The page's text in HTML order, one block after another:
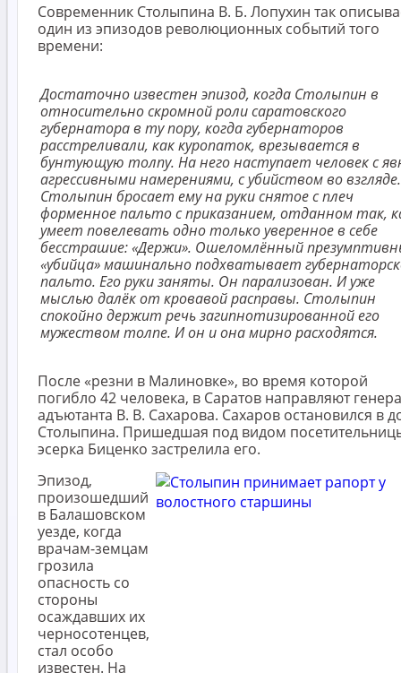
Современник Столыпина В. Б. Лопухин так
один из эпизодов революционных событий того
времени:
Достаточно известен эпизод, когда Столыпин в
относительно скромной роли саратовского
губернатора в ту пору, когда губернаторов
расстреливали, как куропаток, врезывается в
бунтующую толпу. На него наступает человек с
агрессивными намерениями, с убийством во взгляде.
Столыпин бросает ему на руки снятое с плеч
форменное пальто с приказанием, отданном так,
умеет повелевать одно только уверенное в себе
бесстрашие: «Держи». Ошеломлённый
«убийца» машинально подхватывает
пальто. Его руки заняты. Он парализован. И уже
мыслью далёк от кровавой расправы. Столыпин
спокойно держит речь загипнотизированной его
мужеством толпе. И он и она мирно расходятся.
После «резни в Малиновке», во время которой
погибло 42 человека, в Саратов направляют
адъютанта В. В. Сахарова. Сахаров остановился в
Столыпина. Пришедшая под видом
эсерка Биценко застрелила его.
Эпизод,
произошедший
в Балашовском
уезде, когда
врачам-земцам
грозила
опасность со
стороны
осаждавших их
черносотенцев,
стал особо
известен. На